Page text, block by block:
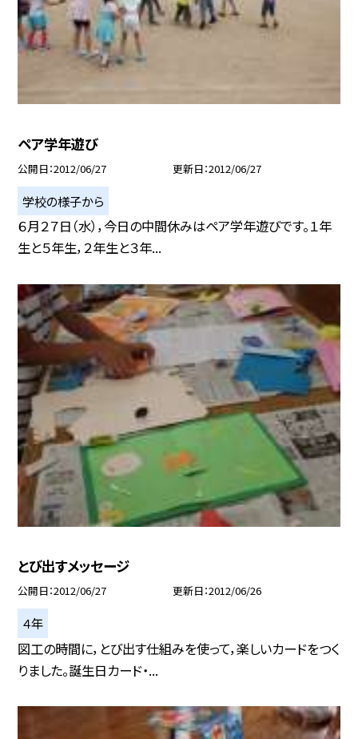
ペア学年遊び
公開日 2012/06/27 更新日 2012/06/27
学校の様子から
６月２７日（水），今日の中間休みはペア学年遊びです。１年
生と５年生，２年生と３年...
とび出すメッセージ
公開日 2012/06/27 更新日 2012/06/26
４年
図工の時間に，とび出す仕組みを使って，楽しいカードをつく
りました。誕生日カード・...